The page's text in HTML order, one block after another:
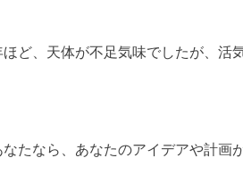
ど、天体が不足気味でしたが、活
なたなら、あなたのアイデアや計画